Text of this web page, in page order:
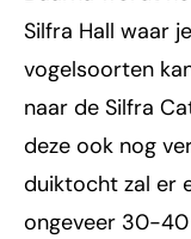
Silfra Hall waar
vogelsoorten
naar de Silfra
deze ook nog
duiktocht zal er
ongeveer 30-